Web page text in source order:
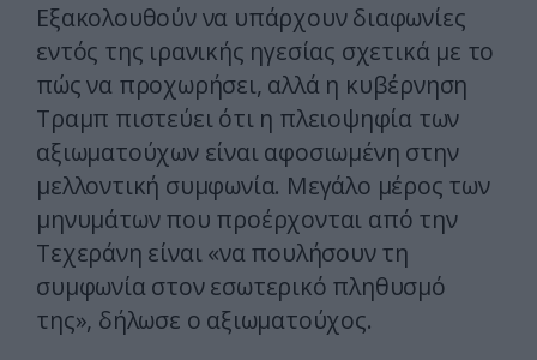
Εξακολουθούν να υπάρχουν διαφωνίες
εντός της ιρανικής ηγεσίας σχετικά με το
πώς να προχωρήσει, αλλά η κυβέρνηση
Τραμπ πιστεύει ότι η πλειοψηφία των
αξιωματούχων είναι αφοσιωμένη στην
μελλοντική συμφωνία. Μεγάλο μέρος των
μηνυμάτων που προέρχονται από την
Τεχεράνη είναι «να πουλήσουν τη
συμφωνία στον εσωτερικό πληθυσμό
της», δήλωσε ο αξιωματούχος.